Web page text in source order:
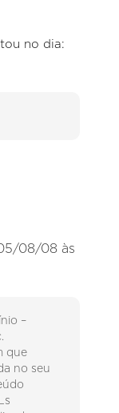
no dia:
08/08 às
–
que
no seu